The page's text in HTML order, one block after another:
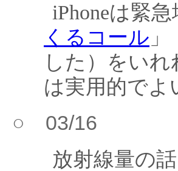
iPhoneは緊
くるコール
した）をい
は実用的で
○ 03/16
放射線量の